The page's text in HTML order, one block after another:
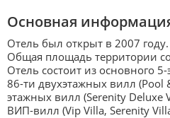
Основная
Отель был открыт в 2007 году.
Общая площадь территории
Отель состоит из основного
86-ти двухэтажных вилл (Pool
этажных вилл (Serenity Deluxe
ВИП-вилл (Vip Villa, Serenity